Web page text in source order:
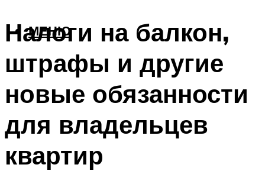
МЕНЮ
Налоги на балкон,
штрафы и другие
новые обязанности
для владельцев
квартир